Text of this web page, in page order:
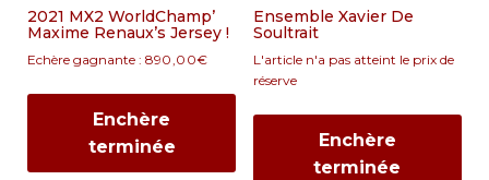
2021 MX2 WorldChamp’
Maxime Renaux’s Jersey !
Echère gagnante : 890,00€
Enchère
terminée
Ensemble Xavier De
Soultrait
L'article n'a pas atteint le prix de
réserve
Enchère
terminée